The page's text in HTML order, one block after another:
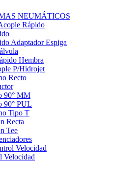
NEUMÁTICOS
Rápido
Adaptador Espiga
Hembra
P/Hidrojet
Recto
90° MM
90° PUL
Tipo T
Recta
Tee
Velocidad
Velocidad